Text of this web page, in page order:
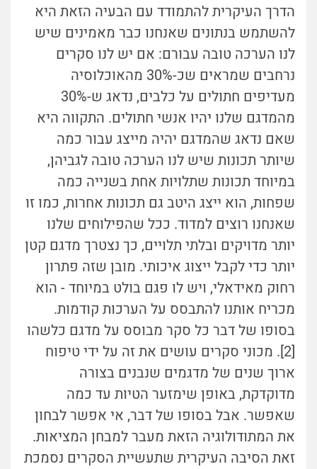
הדרך העיקרית להתמודד עם הבעיה הזאת היא
להשתמש בנתונים שאנחנו כבר מאמינים שיש
לנו הערכה טובה עבורם: אם יש לנו סקרים
נרחבים שמראים שכ-30% מהאוכלוסיה
מעדיפים חתולים על כלבים, נדאג ש-30%
מהמדגם שלנו יהיו אנשי חתולים. התקווה היא
שאם נדאג שהמדגם יהיה מייצג עבור כמה
שיותר תכונות שיש לנו הערכה טובה לגביהן,
במיוחד תכונות שתלויות אחת בשנייה כמה
שפחות, הוא ייצג היטב גם תכונות אחרות, כמו זו
שאנחנו רוצים למדוד. ככל שהפילוחים שלנו
יותר מדויקים ובלתי תלויים, כך נצטרך מדגם קטן
יותר כדי לקבל ייצוג איכותי. מובן שזה פתרון
רחוק מאידאלי, ויש לו פגם בולט במיוחד - הוא
מכריח אותנו להתבסס על הערכות קודמות.
בסופו של דבר כל סקר מבוסס על מדגם כלשהו
[2]. מכוני סקרים עושים את זה על ידי טיפוח
ארוך שנים של מדגמים שנבנים בצורה
מדוקדקת, באופן שימזער הטיות עד כמה
שאפשר. אבל בסופו של דבר, אי אפשר לבחון
את המתודולוגיה הזאת מעבר למבחן המציאות.
זאת הסיבה העיקרית שתעשיית הסקרים נסמכת